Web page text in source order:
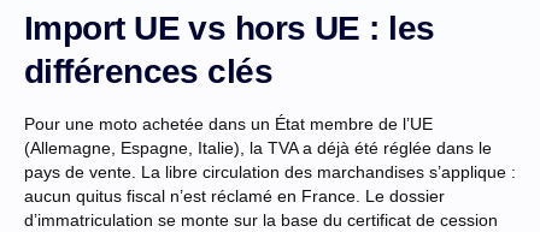
Import UE vs hors UE : les
différences clés
Pour une moto achetée dans un État membre de l’UE
(Allemagne, Espagne, Italie), la TVA a déjà été réglée dans le
pays de vente. La libre circulation des marchandises s’applique :
aucun quitus fiscal n’est réclamé en France. Le dossier
d’immatriculation se monte sur la base du certificat de cession